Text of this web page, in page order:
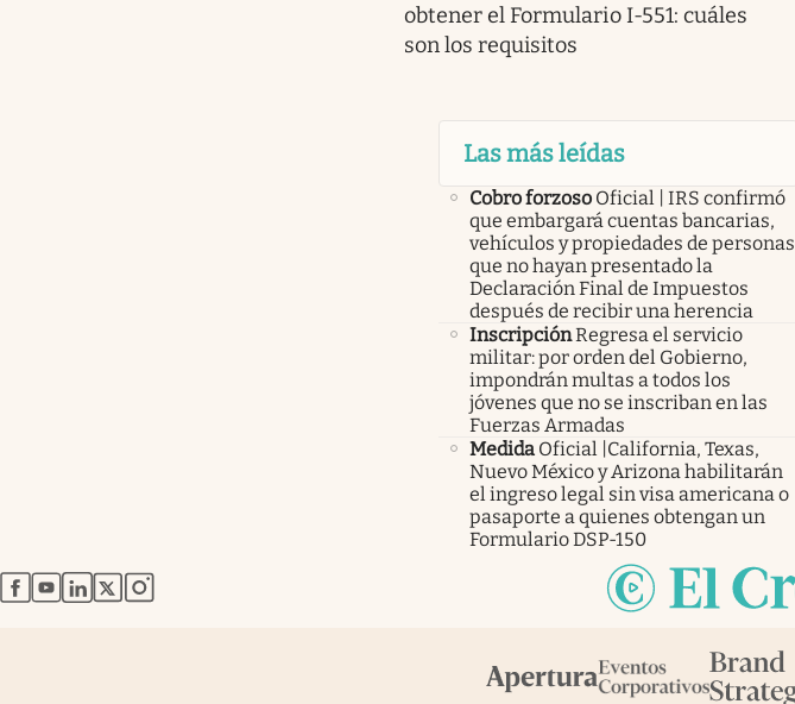
obtener el Formulario I-551: cuáles
son los requisitos
Las más leídas
Cobro forzoso Oficial | IRS confirmó
que embargará cuentas bancarias,
vehículos y propiedades de personas
que no hayan presentado la
Declaración Final de Impuestos
después de recibir una herencia
InscripciónRegresa el servicio
militar: por orden del Gobierno,
impondrán multas a todos los
jóvenes que no se inscriban en las
Fuerzas Armadas
Medida Oficial |California, Texas,
Nuevo México y Arizona habilitarán
el ingreso legal sin visa americana o
pasaporte a quienes obtengan un
Formulario DSP-150
abre en nueva pestaña
abre en nueva pestaña
abre en nueva pestaña
abre en nueva pestaña
abre en nueva pestaña